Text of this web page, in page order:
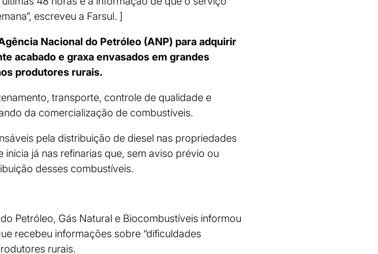
escreveu a Farsul. ]
Nacional do Petróleo (ANP) para adquirir
acabado e graxa envasados em grandes
produtores rurais.
transporte, controle de qualidade e
da comercialização de combustíveis.
pela distribuição de diesel nas propriedades
já nas refinarias que, sem aviso prévio ou
desses combustíveis.
Petróleo, Gás Natural e Biocombustíveis informou
recebeu informações sobre “dificuldades
rurais.